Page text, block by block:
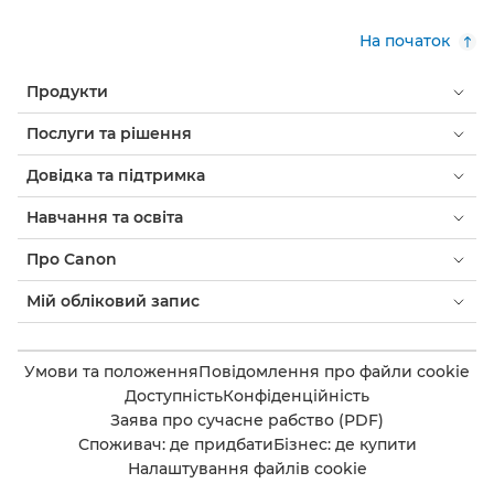
На початок
Продукти
Послуги та рішення
Довідка та підтримка
Навчання та освіта
Про Canon
Мій обліковий запис
Умови та положенняПовідомлення про файли cookie
ДоступністьКонфіденційність
Заява про сучасне рабство (PDF)
Споживач: де придбатиБізнес: де купити
Налаштування файлів cookie